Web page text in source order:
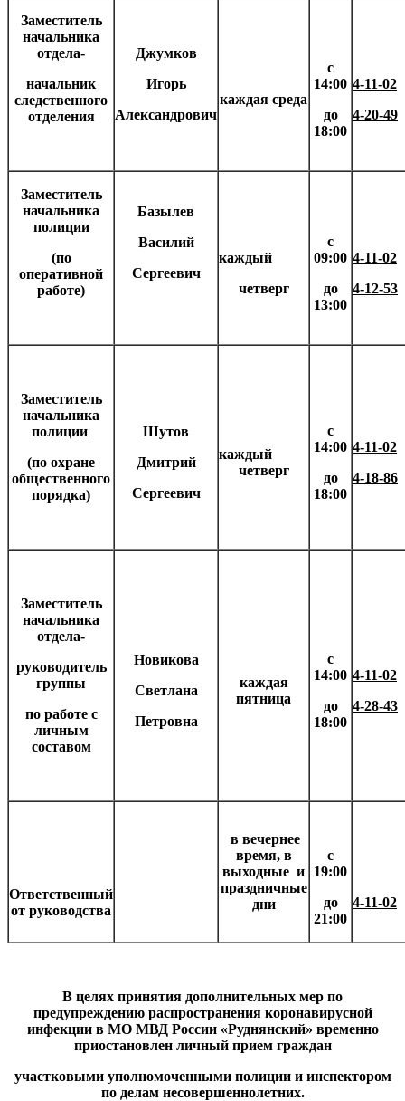
Заместитель
начальника
отдела-
начальник
следственного
отделения
Джумков
Игорь
Александрович
каждая среда
с
14:00
до
18:00
4-11-02
4-20-49
Заместитель
начальника
полиции
(по
оперативной
работе)
Базылев
Василий
Сергеевич
каждый
четверг
с
09:00
до
13:00
4-11-02
4-12-53
Заместитель
начальника
полиции
(по охране
общественного
порядка)
Шутов
Дмитрий
Сергеевич
каждый
четверг
с
14:00
до
18:00
4-11-02
4-18-86
Заместитель
начальника
отдела-
руководитель
группы
по работе с
личным
составом
Новикова
Светлана
Петровна
каждая
пятница
с
14:00
до
18:00
4-11-02
4-28-43
Ответственный
от руководства
в вечернее
время, в
выходные и
праздничные
дни
с
19:00
до
21:00
4-11-02
В целях принятия дополнительных мер по
предупреждению распространения коронавирусной
инфекции в МО МВД России «Руднянский» временно
приостановлен личный прием граждан
участковыми уполномоченными полиции и инспектором
по делам несовершеннолетних.